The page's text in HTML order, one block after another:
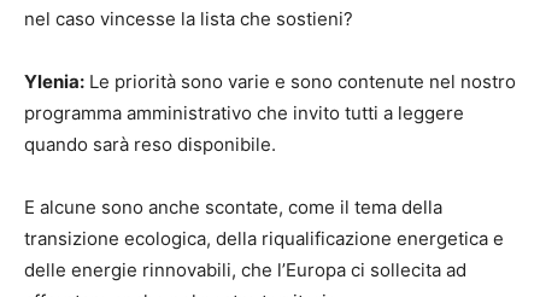
nel caso vincesse la lista che sostieni?
Ylenia: Le priorità sono varie e sono contenute nel nostro
programma amministrativo che invito tutti a leggere
quando sarà reso disponibile.
E alcune sono anche scontate, come il tema della
transizione ecologica, della riqualificazione energetica e
delle energie rinnovabili, che l’Europa ci sollecita ad